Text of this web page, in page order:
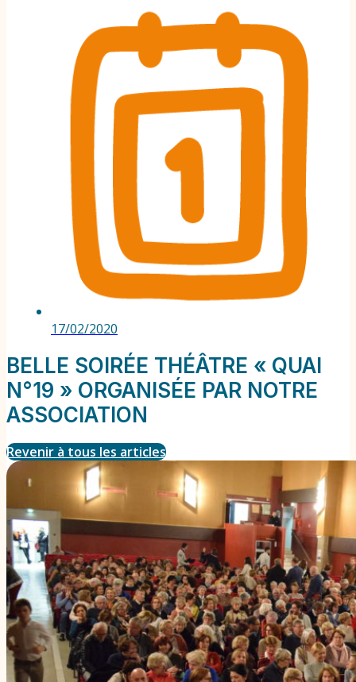
17/02/2020
BELLE SOIRÉE THÉÂTRE « QUAI
N°19 » ORGANISÉE PAR NOTRE
ASSOCIATION
Revenir à tous les articles